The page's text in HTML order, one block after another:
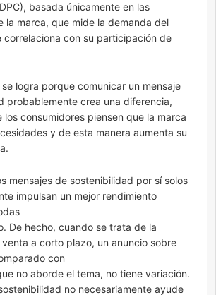
basada únicamente en las
la marca, que mide la demanda del
correlaciona con su participación de
logra porque comunicar un mensaje
probablemente crea una diferencia,
consumidores piensen que la marca
y de esta manera aumenta su
mensajes de sostenibilidad por sí solos
impulsan un mejor rendimiento
De hecho, cuando se trata de la
a corto plazo, un anuncio sobre
con
no aborde el tema, no tiene variación.
no necesariamente ayude